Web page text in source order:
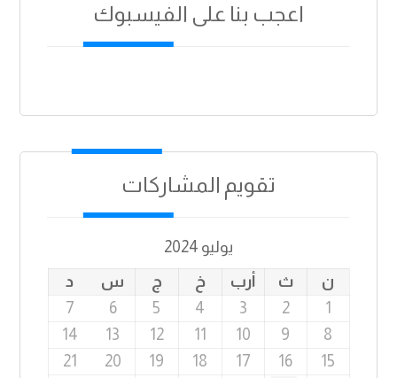
اعجب بنا على الفيسبوك
تقويم المشاركات
يوليو 2024
ن
ث أرب خ ج س
د
1
2
3
4
5
6
7
8
9
10
11
12
13
14
15
16
17
18
19
20
21